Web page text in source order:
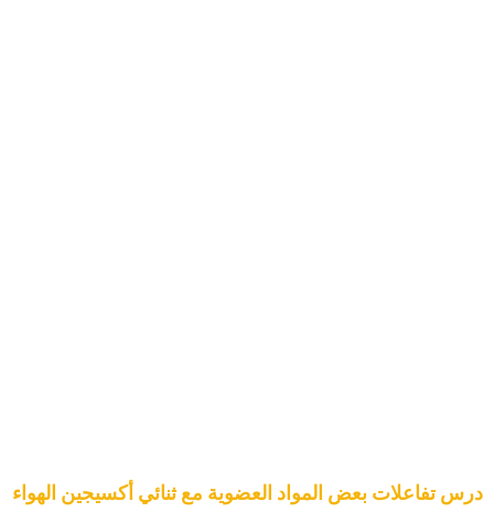
درس تفاعلات بعض المواد العضوية مع ثنائي أكسيجين الهواء